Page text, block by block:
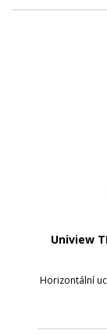
Uniview
Horizontální